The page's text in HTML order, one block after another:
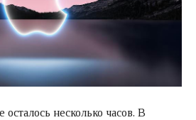
несколько часов. В